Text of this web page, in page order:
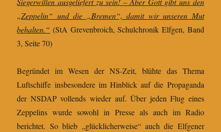
„Zeppelin“ und die „Bremen“, damit wir unseren Mut
behalten.“ (StA Grevenbroich, Schulchronik Elfgen, Band
3, Seite 70)
Begründet im Wesen der NS-Zeit, blühte das Thema
Luftschiffe insbesondere im Hinblick auf die Propaganda
der NSDAP vollends wieder auf. Über jeden Flug eines
Zeppelins wurde sowohl in Presse als auch im Radio
berichtet. So blieb „glücklicherweise“ auch die Elfgener